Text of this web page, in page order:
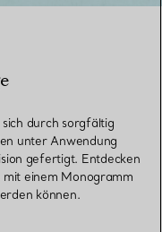
durch sorgfältig
unter Anwendung
gefertigt. Entdecken
mit einem Monogramm
können.